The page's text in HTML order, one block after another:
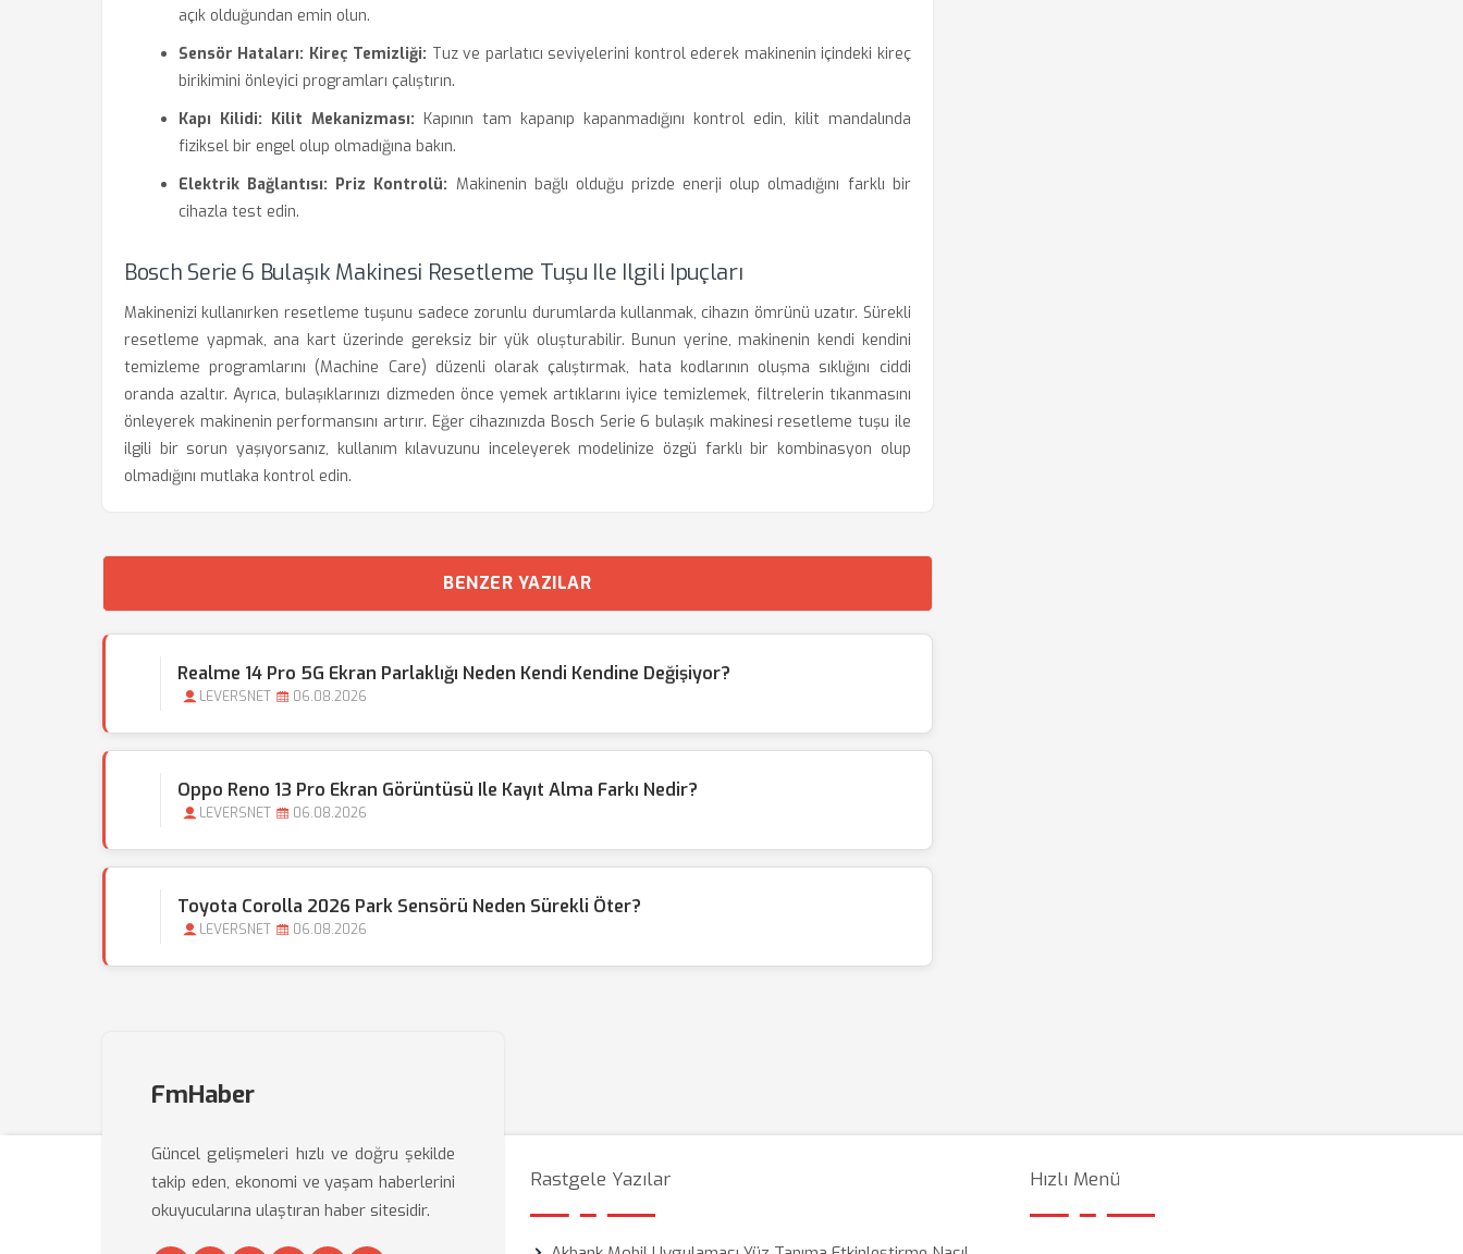
açık olduğundan emin olun.
Sensör Hataları: Kireç Temizliği: Tuz ve parlatıcı seviyelerini kontrol ederek makinenin içindeki kireç
birikimini önleyici programları çalıştırın.
Kapı Kilidi: Kilit Mekanizması: Kapının tam kapanıp kapanmadığını kontrol edin, kilit mandalında
fiziksel bir engel olup olmadığına bakın.
Elektrik Bağlantısı: Priz Kontrolü: Makinenin bağlı olduğu prizde enerji olup olmadığını farklı bir
cihazla test edin.
Bosch Serie 6 Bulaşık Makinesi Resetleme Tuşu Ile Ilgili Ipuçları
Makinenizi kullanırken resetleme tuşunu sadece zorunlu durumlarda kullanmak, cihazın ömrünü uzatır. Sürekli
resetleme yapmak, ana kart üzerinde gereksiz bir yük oluşturabilir. Bunun yerine, makinenin kendi kendini
temizleme programlarını (Machine Care) düzenli olarak çalıştırmak, hata kodlarının oluşma sıklığını ciddi
oranda azaltır. Ayrıca, bulaşıklarınızı dizmeden önce yemek artıklarını iyice temizlemek, filtrelerin tıkanmasını
önleyerek makinenin performansını artırır. Eğer cihazınızda Bosch Serie 6 bulaşık makinesi resetleme tuşu ile
ilgili bir sorun yaşıyorsanız, kullanım kılavuzunu inceleyerek modelinize özgü farklı bir kombinasyon olup
olmadığını mutlaka kontrol edin.
BENZER YAZILAR
Realme 14 Pro 5G Ekran Parlaklığı Neden Kendi Kendine Değişiyor?
LEVERSNET 06.08.2026
Oppo Reno 13 Pro Ekran Görüntüsü Ile Kayıt Alma Farkı Nedir?
LEVERSNET 06.08.2026
Toyota Corolla 2026 Park Sensörü Neden Sürekli Öter?
LEVERSNET 06.08.2026
FmHaber
Güncel gelişmeleri hızlı ve doğru şekilde
takip eden, ekonomi ve yaşam haberlerini
okuyucularına ulaştıran haber sitesidir.
Rastgele Yazılar Hızlı Menü